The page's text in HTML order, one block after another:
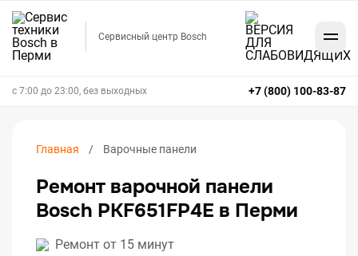
Сервисный центр Bosch
+7 (800) 100-83-87
с 7:00 до 23:00, без выходных
Главная Варочные панели
Ремонт варочной панели
Bosch PKF651FP4E в Перми
Ремонт от 15 минут